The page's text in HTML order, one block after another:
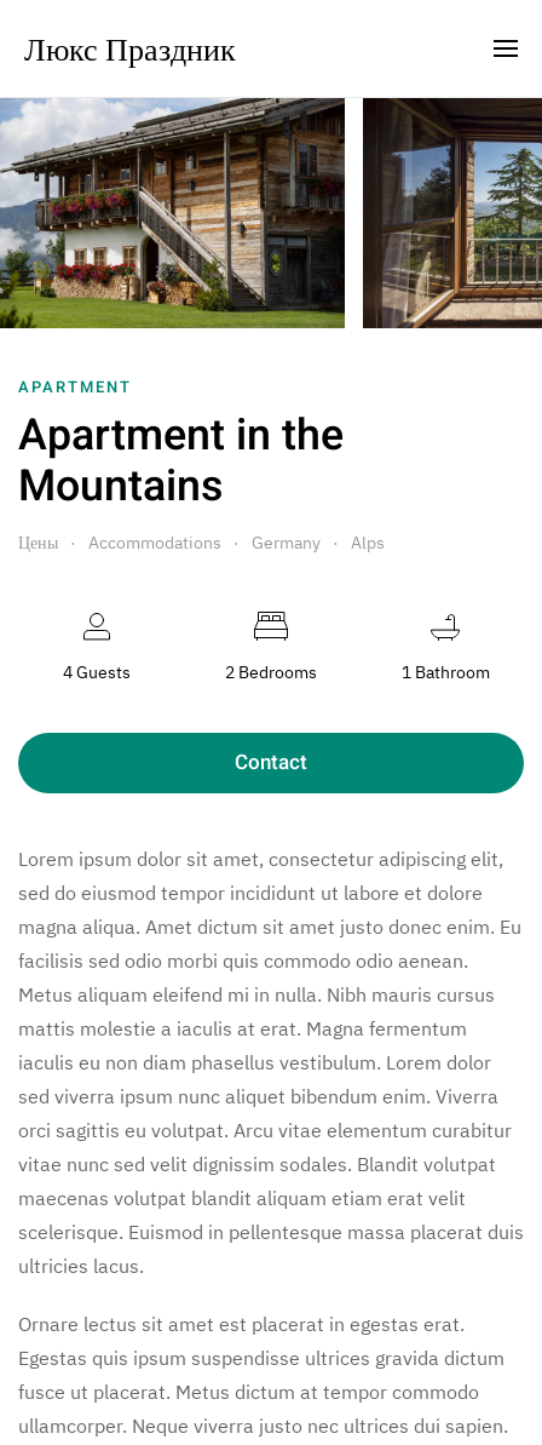
Люкс Праздник
APARTMENT
Apartment in the
Mountains
Цены Accommodations Germany Alps
4 Guests 2 Bedrooms 1 Bathroom
Contact
Lorem ipsum dolor sit amet, consectetur adipiscing elit,
sed do eiusmod tempor incididunt ut labore et dolore
magna aliqua. Amet dictum sit amet justo donec enim. Eu
facilisis sed odio morbi quis commodo odio aenean.
Metus aliquam eleifend mi in nulla. Nibh mauris cursus
mattis molestie a iaculis at erat. Magna fermentum
iaculis eu non diam phasellus vestibulum. Lorem dolor
sed viverra ipsum nunc aliquet bibendum enim. Viverra
orci sagittis eu volutpat. Arcu vitae elementum curabitur
vitae nunc sed velit dignissim sodales. Blandit volutpat
maecenas volutpat blandit aliquam etiam erat velit
scelerisque. Euismod in pellentesque massa placerat duis
ultricies lacus.
Ornare lectus sit amet est placerat in egestas erat.
Egestas quis ipsum suspendisse ultrices gravida dictum
fusce ut placerat. Metus dictum at tempor commodo
ullamcorper. Neque viverra justo nec ultrices dui sapien.